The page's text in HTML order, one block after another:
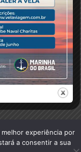
experiência por
a consentir a sua